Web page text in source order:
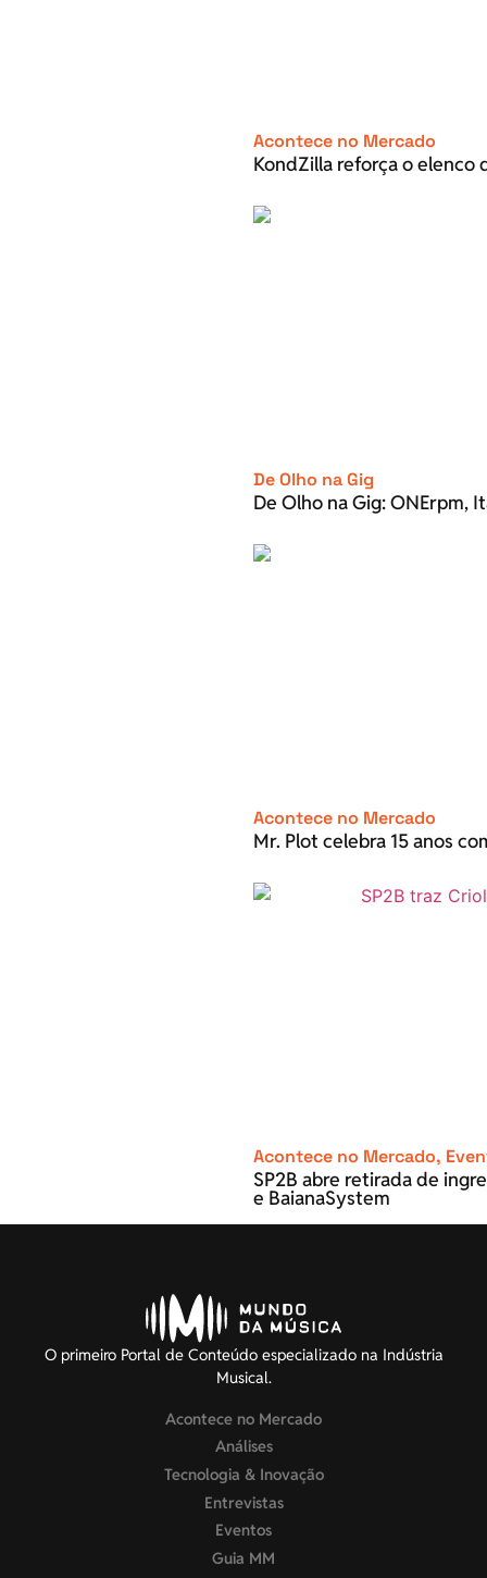
Acontece no Mercado
KondZilla reforça o elenco
De Olho na Gig
De Olho na Gig: ONErpm,
Acontece no Mercado
Mr. Plot celebra 15 anos
Acontece no Mercado,
SP2B abre retirada de
e BaianaSystem
O primeiro Portal de Conteúdo especializado na Indústria
Musical.
Acontece no Mercado
Análises
Tecnologia & Inovação
Entrevistas
Eventos
Guia MM